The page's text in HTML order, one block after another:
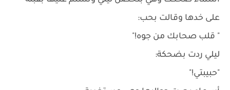
على خدها وقالت بحب:
" قلب صحابك من جوه!"
ليلي ردت بضحكة:
"حبيبتي!"